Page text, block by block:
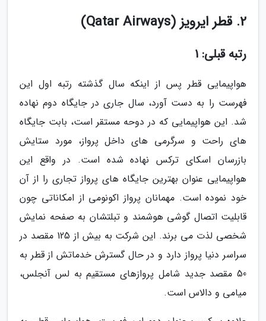
2. قطر ایرویز (Qatar Airways)
رتبه قبلی: 1
هواپیمایی قطر پس از اینکه سال گذشته رتبه اول این
فهرست را به دست آورد، سال جاری در جایگاه دوم نهاده
شد. این هواپیمایی که در دوحه مستقر است، بابت جایگاه
های راحت و سرگرمی های داخل پرواز، مورد ستایش
بازرسان اسکای ترکس نهاده شده است. در واقع این
هواپیمایی عنوان بهترین جایگاه های پرواز تجاری را از آن
خود نموده است. مهمانان پرواز اکونومی از امکاناتی چون
قابلیت اتصال گوشی هوشمند و تبلتشان به صفحه نمایش
شخصی لذت می برند. این شرکت به بیش از 125 مقصد در
سراسر دنیا پرواز دارد و در حال گسترش خدماتش از قطر به
50 مقصد جدید شامل پروازهای مستقیم به لس آنجلس،
میامی و دالاس است.